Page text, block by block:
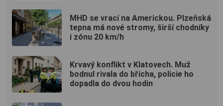
MHD se vrací na Americkou. Plzeňská
tepna má nové stromy, širší chodníky
i zónu 20 km/h
Krvavý konflikt v Klatovech. Muž
bodnul rivala do břicha, policie ho
dopadla do dvou hodin